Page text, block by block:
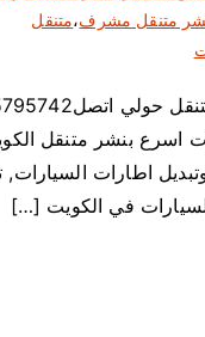
متنقل مشرف،متنقل
ى
ب
ن
اسرع بنشر متنقل
اطارات
في الكويت […]